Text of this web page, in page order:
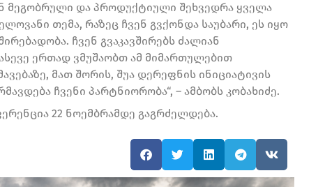
მეგობრული და პროდუქტიული შეხვედრა ყველა
თემა, რაზეც ჩვენ გვქონდა საუბარი, ეს იყო
ჩვენ გვაკავშირებს ძალიან
ერთად ვმუშაობთ ამ მიმართულებით
მათ შორის, შუა დერეფნის ინიციატივის
ჩვენი პარტნიორობა“, – ამბობს კობახიძე.
22 ნოემბრამდე გაგრძელდება.